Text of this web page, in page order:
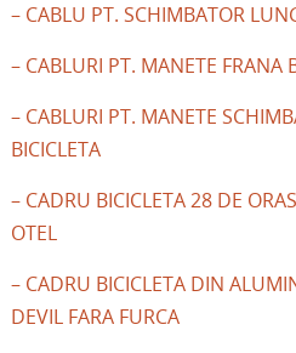
– CABLU PT. SCHIMBATOR
– CABLURI PT. MANETE FRANA
– CABLURI PT. MANETE
BICICLETA
– CADRU BICICLETA 28 DE
OTEL
– CADRU BICICLETA DIN
DEVIL FARA FURCA